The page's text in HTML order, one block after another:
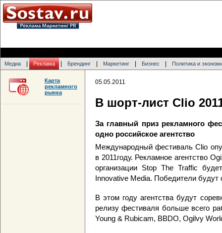
Медиа Реклама Брендинг Маркетинг Бизнес Политика и
05.05.2011
В шорт-лист Clio
За главный приз рекламного
одно российское агентство
Международный фестиваль Clio
в 2011году. Рекламное агентство
организации Stop The Traffic
Innovative Media. Победители
В этом году агентства будут
релизу фестиваля больше всего
Young & Rubicam, BBDO, Ogilvy
Карта
рекламного
рынка